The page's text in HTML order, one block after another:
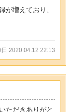
が増えており、
日 2020.04.12 22:13
ただきありがと